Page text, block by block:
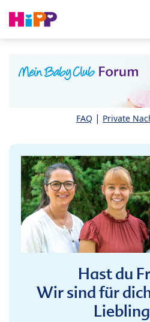
FAQ | Private
Hast du
Wir sind für